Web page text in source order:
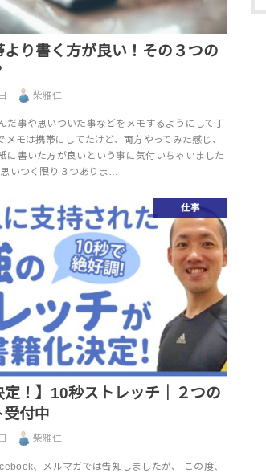
より書く方が良い！その３つの
柴雅仁
だ事や思いついた事などをメモするようにして丁
メモは携帯にしてたけど、両方やってみた感じ、
に書いた方が良いという事に気付いちゃいました
いつく限り３つありま…
仕事
定！】10秒ストレッチ｜２つの
受付中
柴雅仁
、メルマガでは告知しましたが、 この度、